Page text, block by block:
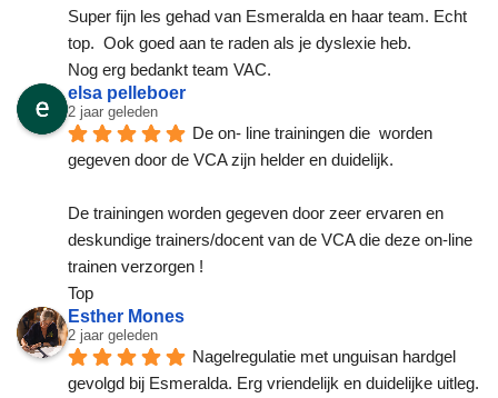
Super fijn les gehad van Esmeralda en haar team. Echt
top.  Ook goed aan te raden als je dyslexie heb.
Nog erg bedankt team VAC.
elsa pelleboer
2 jaar geleden
De on- line trainingen die  worden
gegeven door de VCA zijn helder en duidelijk.
De trainingen worden gegeven door zeer ervaren en
deskundige trainers/docent van de VCA die deze on-line
trainen verzorgen !
Top
Esther Mones
2 jaar geleden
Nagelregulatie met unguisan hardgel
gevolgd bij Esmeralda. Erg vriendelijk en duidelijke uitleg.